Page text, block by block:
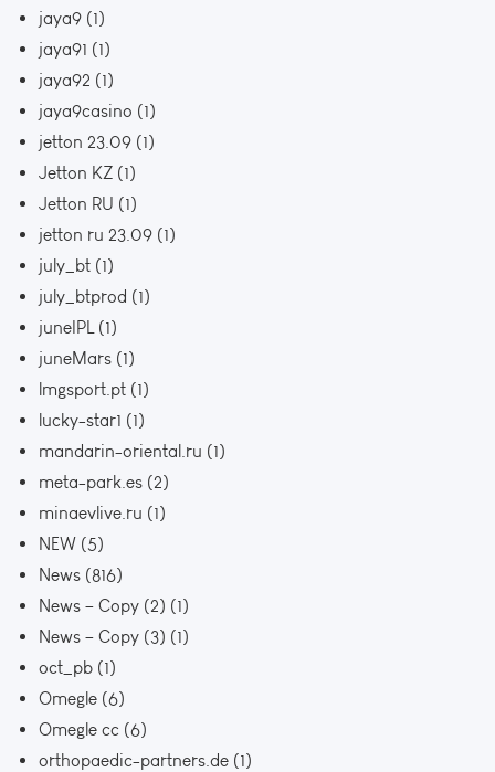
jaya9 (1)
jaya91 (1)
jaya92 (1)
jaya9casino (1)
jetton 23.09 (1)
Jetton KZ (1)
Jetton RU (1)
jetton ru 23.09 (1)
july_bt (1)
july_btprod (1)
juneIPL(1)
juneMars (1)
lmgsport.pt (1)
lucky-star1 (1)
mandarin-oriental.ru (1)
meta-park.es (2)
minaevlive.ru (1)
NEW (5)
News (816)
News – Copy (2) (1)
News – Copy (3) (1)
oct_pb (1)
Omegle (6)
Omegle cc (6)
orthopaedic-partners.de (1)